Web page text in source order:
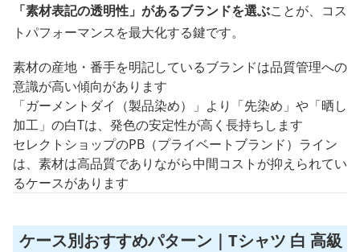
「素材表記の透明性」があるブランドを選ぶことが、コス
トパフォーマンスを最大化する鍵です。
素材の産地・番手を明記しているブランドは品質管理への
意識が高い傾向があります
「ガーメントダイ（製品染め）」より「先染め」や「晒し
加工」の白Tは、発色の安定性が高く長持ちします
セレクトショップのPB（プライベートブランド）ライン
は、素材は高品質でありながら中間コストが抑えられてい
るケースがあります
ケース別おすすめパターン｜Tシャツ 白 高級